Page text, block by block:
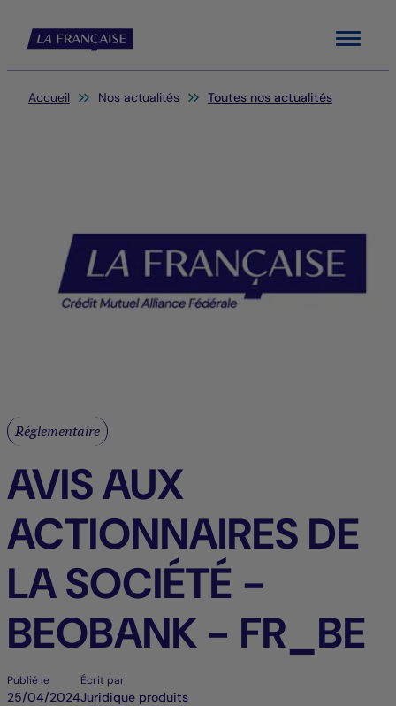
Menu
Vous êtes ici:
Accueil Nos actualités Toutes nos actualités
Réglementaire
AVIS AUX
ACTIONNAIRES DE
LA SOCIÉTÉ -
BEOBANK - FR_BE
Publié le
25/04/2024
Écrit par
Juridique produits